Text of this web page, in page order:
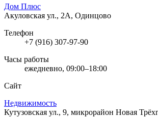
Дом Плюс
Акуловская ул., 2А, Одинцово
Телефон
+7 (916) 307-97-90
Часы работы
ежедневно, 09:00–18:00
Сайт
Недвижимость
Кутузовская ул., 9, микрорайон Новая